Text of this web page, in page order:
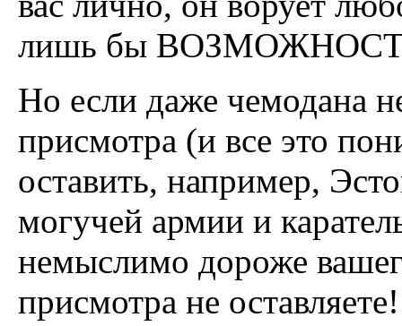
лишь бы ВОЗМОЖНОСТЬ
Но если даже чемодана
присмотра (и все это
оставить, например,
могучей армии и
немыслимо дороже
присмотра не оставляете!